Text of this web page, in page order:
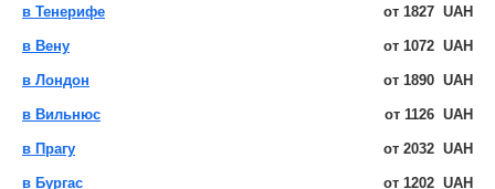
в Тенерифе от 1827 UAH
в Вену от 1072 UAH
в Лондон от 1890 UAH
в Вильнюс от 1126 UAH
в Прагу от 2032 UAH
в Бургас от 1202 UAH